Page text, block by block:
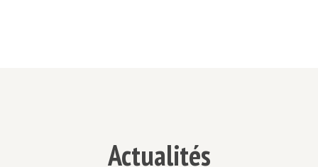
Actualités